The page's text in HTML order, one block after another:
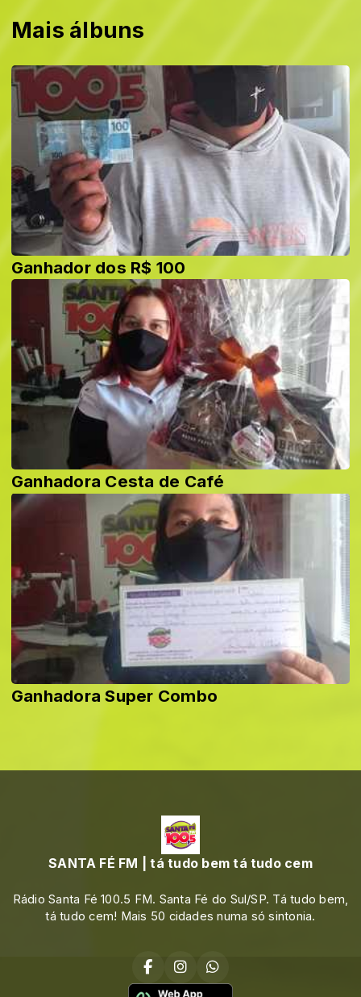
Mais álbuns
Ganhador dos R$ 100
Ganhadora Cesta de Café
Ganhadora Super Combo
SANTA FÉ FM | tá tudo bem tá tudo cem
Rádio Santa Fé 100.5 FM. Santa Fé do Sul/SP. Tá tudo bem,
tá tudo cem! Mais 50 cidades numa só sintonia.